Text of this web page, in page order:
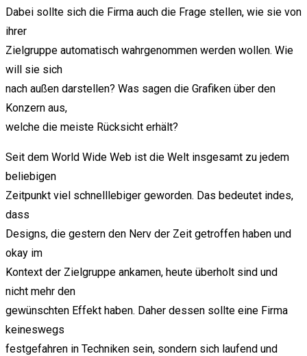
Dabei sollte sich die Firma auch die Frage stellen, wie sie von
ihrer
Zielgruppe automatisch wahrgenommen werden wollen. Wie
will sie sich
nach außen darstellen? Was sagen die Grafiken über den
Konzern aus,
welche die meiste Rücksicht erhält?
Seit dem World Wide Web ist die Welt insgesamt zu jedem
beliebigen
Zeitpunkt viel schnelllebiger geworden. Das bedeutet indes,
dass
Designs, die gestern den Nerv der Zeit getroffen haben und
okay im
Kontext der Zielgruppe ankamen, heute überholt sind und
nicht mehr den
gewünschten Effekt haben. Daher dessen sollte eine Firma
keineswegs
festgefahren in Techniken sein, sondern sich laufend und